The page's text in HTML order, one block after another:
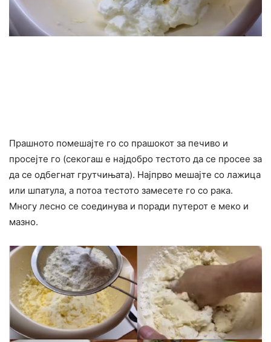
Прашното помешајте го со прашокот за печиво и
просејте го (секогаш е најдобро тестото да се просее за
да се одбегнат грутчињата). Најпрво мешајте со лажица
или шпатула, а потоа тестото замесете го со рака.
Многу лесно се соединува и поради путерот е меко и
мазно.